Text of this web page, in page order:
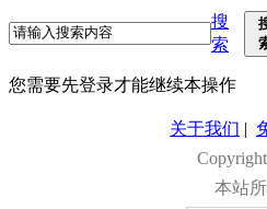
搜
索
您需要先登录才能继续本操作
关于我们 |
本站